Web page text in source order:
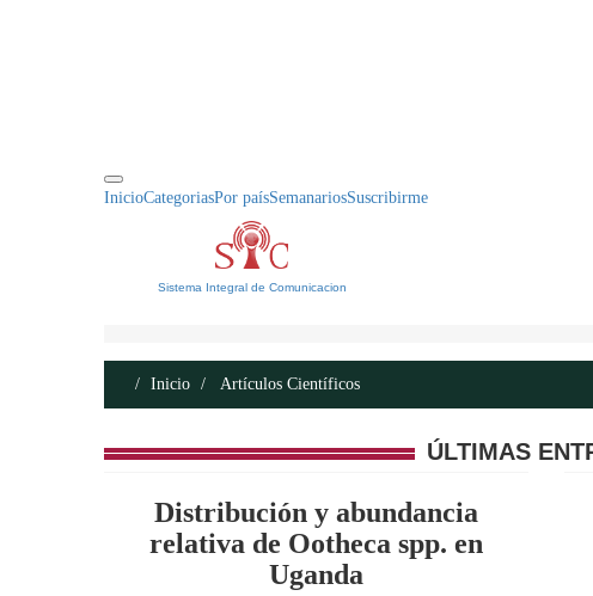
InicioCategoriasPor paísSemanariosSuscribirme
Sistema Integral de Comunicacion
Inicio Artículos Científicos
ÚLTIMAS
Distribución y abundancia
relativa de Ootheca spp. en
Uganda